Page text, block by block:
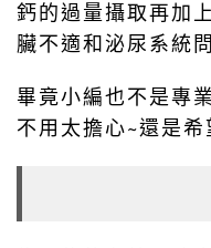
鈣的過量攝取再加
臟不適和泌尿系統
畢竟小編也不是專
不用太擔心~還是希